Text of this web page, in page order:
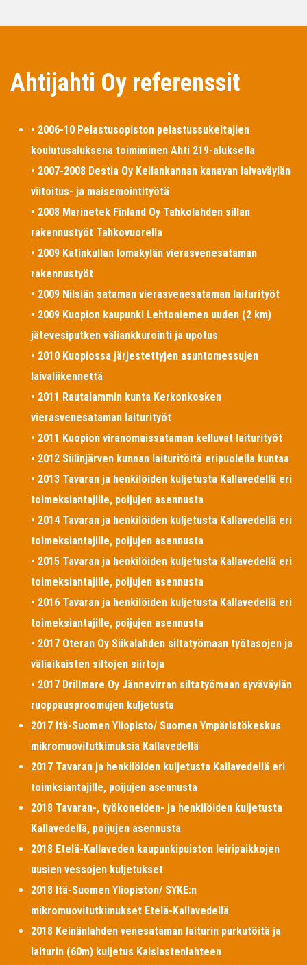
Ahtijahti Oy referenssit
• 2006-10 Pelastusopiston pelastussukeltajien
koulutusaluksena toimiminen Ahti 219-aluksella
• 2007-2008 Destia Oy Keilankannan kanavan laivaväylän
viitoitus- ja maisemointityötä
• 2008 Marinetek Finland Oy Tahkolahden sillan
rakennustyöt Tahkovuorella
• 2009 Katinkullan lomakylän vierasvenesataman
rakennustyöt
• 2009 Nilsiän sataman vierasvenesataman laiturityöt
• 2009 Kuopion kaupunki Lehtoniemen uuden (2 km)
jätevesiputken väliankkurointi ja upotus
• 2010 Kuopiossa järjestettyjen asuntomessujen
laivaliikennettä
• 2011 Rautalammin kunta Kerkonkosken
vierasvenesataman laiturityöt
• 2011 Kuopion viranomaissataman kelluvat laiturityöt
• 2012 Siilinjärven kunnan laituritöitä eripuolella kuntaa
• 2013 Tavaran ja henkilöiden kuljetusta Kallavedellä eri
toimeksiantajille, poijujen asennusta
• 2014 Tavaran ja henkilöiden kuljetusta Kallavedellä eri
toimeksiantajille, poijujen asennusta
• 2015 Tavaran ja henkilöiden kuljetusta Kallavedellä eri
toimeksiantajille, poijujen asennusta
• 2016 Tavaran ja henkilöiden kuljetusta Kallavedellä eri
toimeksiantajille, poijujen asennusta
• 2017 Oteran Oy Siikalahden siltatyömaan työtasojen ja
väliaikaisten siltojen siirtoja
• 2017 Drillmare Oy Jännevirran siltatyömaan syväväylän
ruoppausproomujen kuljetusta
2017 Itä-Suomen Yliopisto/ Suomen Ympäristökeskus
mikromuovitutkimuksia Kallavedellä
2017 Tavaran ja henkilöiden kuljetusta Kallavedellä eri
toimksiantajille, poijujen asennusta
2018 Tavaran-, työkoneiden- ja henkilöiden kuljetusta
Kallavedellä, poijujen asennusta
2018 Etelä-Kallaveden kaupunkipuiston leiripaikkojen
uusien vessojen kuljetukset
2018 Itä-Suomen Yliopiston/ SYKE:n
mikromuovitutkimukset Etelä-Kallavedellä
2018 Keinänlahden venesataman laiturin purkutöitä ja
laiturin (60m) kuljetus Kaislastenlahteen